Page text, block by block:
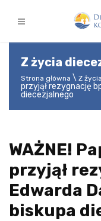
Z życia
Strona główna Z
przyjął rezygnację
diecezjalnego
WAŻNE!
przyjął
Edwarda
biskupa